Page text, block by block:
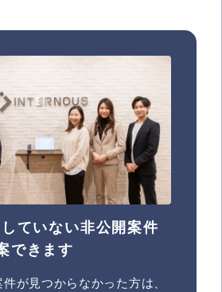
ていない非公開案件
できます
が見つからなかった方は、